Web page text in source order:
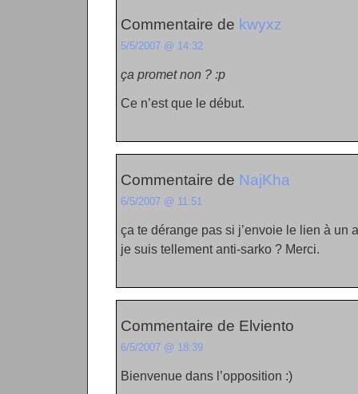
Commentaire de kwyxz
5/5/2007 @ 14:32
ça promet non ? :p
Ce n’est que le début.
Commentaire de NajKha
6/5/2007 @ 11:51
ça te dérange pas si j’envoie le lien à un
je suis tellement anti-sarko ? Merci.
Commentaire de Elviento
6/5/2007 @ 18:39
Bienvenue dans l’opposition :)